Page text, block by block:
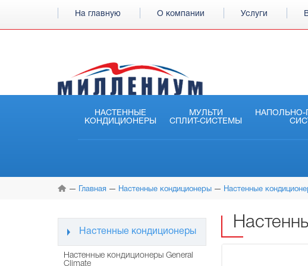
На главную О компании Услуги
НАСТЕННЫЕ
КОНДИЦИОНЕРЫ
МУЛЬТИ
СПЛИТ-СИСТЕМЫ
Главная Настенные кондиционеры Настенные
Настенные кондиционеры
Настенные кондиционеры General
Climate